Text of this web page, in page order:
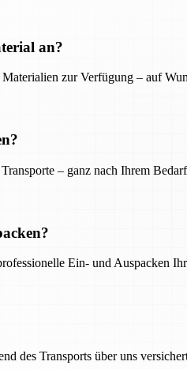
an?
zur Verfügung – auf
– ganz nach Ihrem
Ein- und Auspacken
des Transports über uns